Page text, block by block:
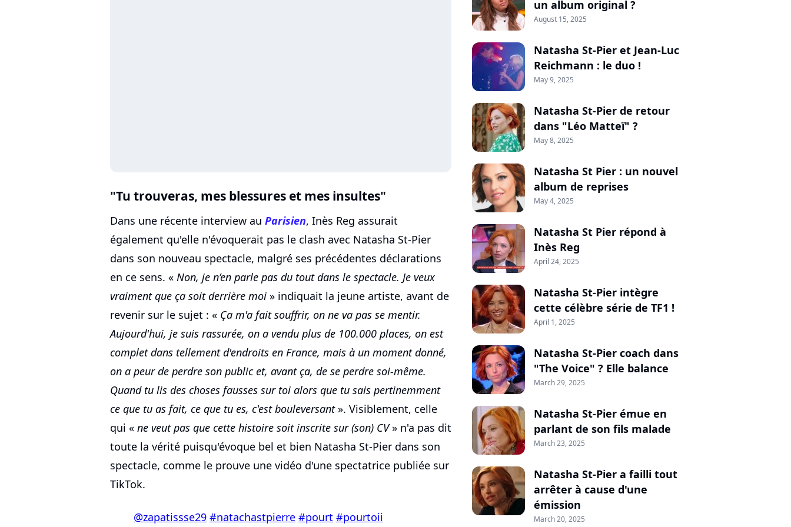
"Tu trouveras, mes blessures et mes insultes"
Dans une récente interview au Parisien, Inès Reg assurait
également qu'elle n'évoquerait pas le clash avec Natasha St-Pier
dans son nouveau spectacle, malgré ses précédentes déclarations
en ce sens. « Non, je n’en parle pas du tout dans le spectacle. Je veux
vraiment que ça soit derrière moi » indiquait la jeune artiste, avant de
revenir sur le sujet : « Ça m'a fait souffrir, on ne va pas se mentir.
Aujourd'hui, je suis rassurée, on a vendu plus de 100.000 places, on est
complet dans tellement d'endroits en France, mais à un moment donné,
on a peur de perdre son public et, avant ça, de se perdre soi-même.
Quand tu lis des choses fausses sur toi alors que tu sais pertinemment
ce que tu as fait, ce que tu es, c'est bouleversant». Visiblement, celle
qui « ne veut pas que cette histoire soit inscrite sur (son) CV» n'a pas dit
toute la vérité puisqu'évoque bel et bien Natasha St-Pier dans son
spectacle, comme le prouve une vidéo d'une spectatrice publiée sur
TikTok.
@zapatissse29 #natachastpierre #pourt #pourtoii
un album original ?
August 15, 2025
Natasha St-Pier et Jean-Luc
Reichmann : le duo !
May 9, 2025
Natasha St-Pier de retour
dans "Léo Matteï" ?
May 8, 2025
Natasha St Pier : un nouvel
album de reprises
May 4, 2025
Natasha St Pier répond à
Inès Reg
April 24, 2025
Natasha St-Pier intègre
cette célèbre série de TF1 !
April 1, 2025
Natasha St-Pier coach dans
"The Voice" ? Elle balance
March 29, 2025
Natasha St-Pier émue en
parlant de son fils malade
March 23, 2025
Natasha St-Pier a failli tout
arrêter à cause d'une
émission
March 20, 2025